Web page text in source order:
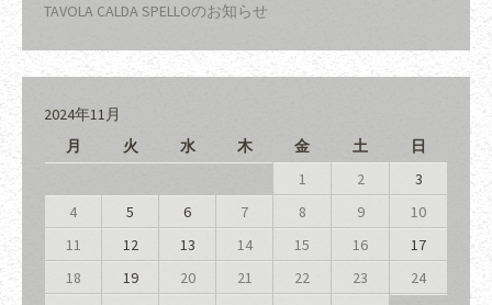
TAVOLA CALDA SPELLOのお知らせ
2024年11月
月
火 水 木 金 土 日
1 2
3
4
5 6 7 8 9
10
11
12 13 14 15 16
17
18
19 20 21 22 23
24